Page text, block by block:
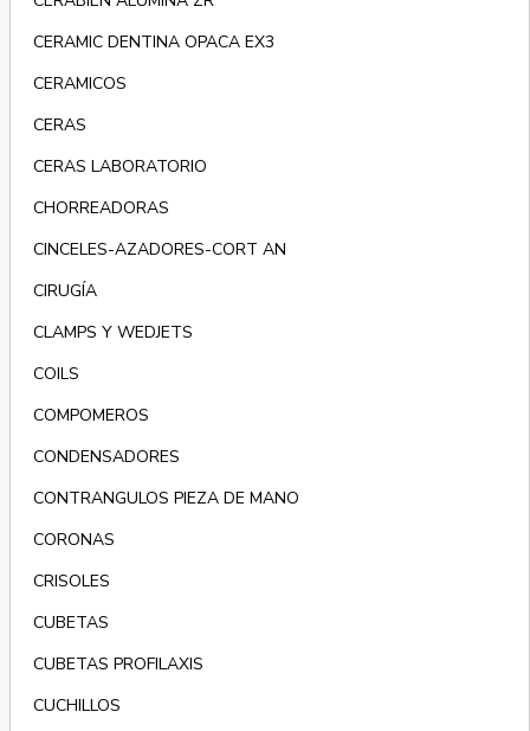
CERAMIC DENTINA OPACA EX3
CERAMICOS
CERAS
CERAS LABORATORIO
CHORREADORAS
CINCELES-AZADORES-CORT AN
CIRUGÍA
CLAMPS Y WEDJETS
COILS
COMPOMEROS
CONDENSADORES
CONTRANGULOS PIEZA DE MANO
CORONAS
CRISOLES
CUBETAS
CUBETAS PROFILAXIS
CUCHILLOS